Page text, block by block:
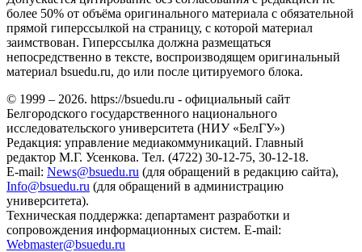
более 50% от объёма оригинального материала с обязательной
прямой гиперссылкой на страницу, с которой материал
заимствован. Гиперссылка должна размещаться
непосредственно в тексте, воспроизводящем оригинальный
материал bsuedu.ru, до или после цитируемого блока.
© 1999 – 2026. https://bsuedu.ru - официальный сайт
Белгородского государственного национального
исследовательского университета (НИУ «БелГУ»)
Редакция: управление медиакоммуникаций. Главный
редактор М.Г. Усенкова. Тел. (4722) 30-12-75, 30-12-18.
E-mail: News@bsuedu.ru (для обращений в редакцию сайта),
Info@bsuedu.ru (для обращений в администрацию
университета).
Техническая поддержка: департамент разработки и
сопровождения информационных систем. E-mail:
Webmaster@bsuedu.ru